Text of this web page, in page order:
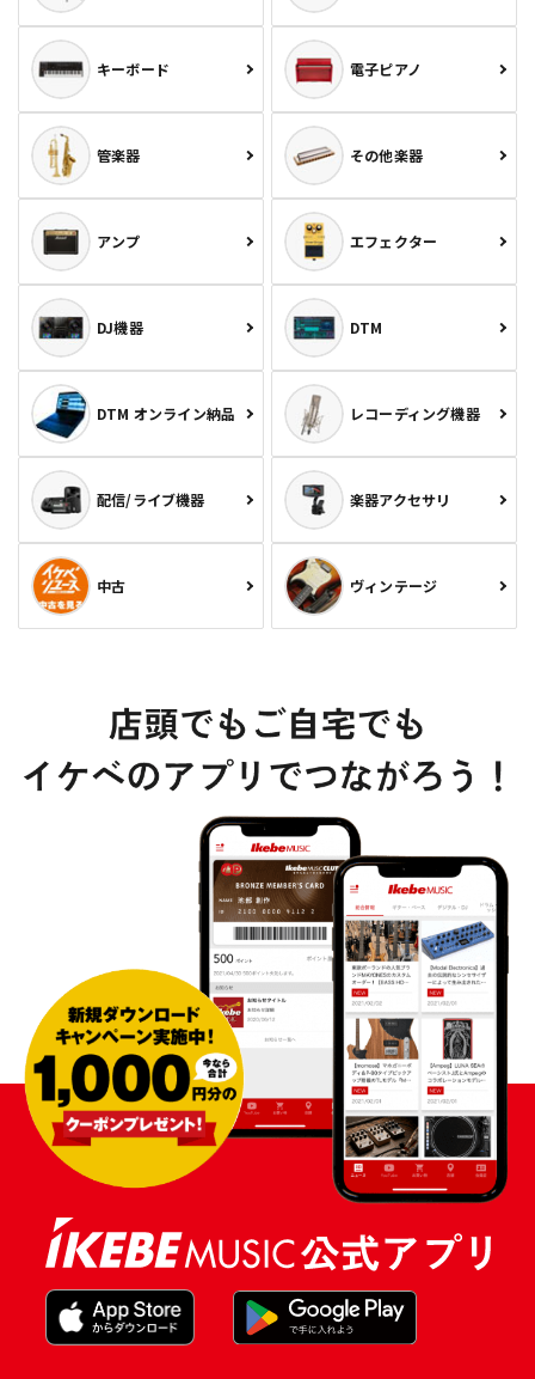
キーボード 電子ピアノ
管楽器 その他楽器
アンプ エフェクター
DJ機器 DTM
DTM オンライン納品 レコーディング機器
配信/ライブ機器 楽器アクセサリ
中古 ヴィンテージ